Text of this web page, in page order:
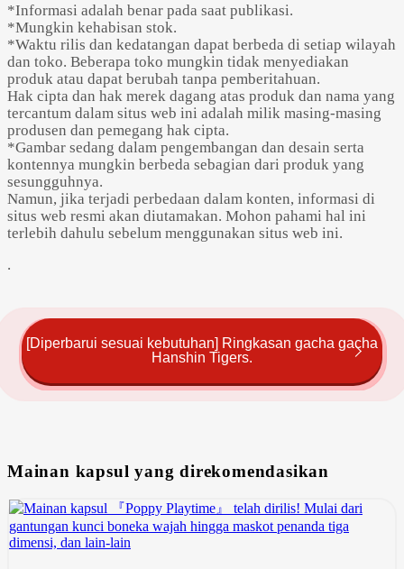
*Informasi adalah benar pada saat publikasi.
*Mungkin kehabisan stok.
*Waktu rilis dan kedatangan dapat berbeda di setiap wilayah
dan toko. Beberapa toko mungkin tidak menyediakan
produk atau dapat berubah tanpa pemberitahuan.
Hak cipta dan hak merek dagang atas produk dan nama yang
tercantum dalam situs web ini adalah milik masing-masing
produsen dan pemegang hak cipta.
*Gambar sedang dalam pengembangan dan desain serta
kontennya mungkin berbeda sebagian dari produk yang
sesungguhnya.
Namun, jika terjadi perbedaan dalam konten, informasi di
situs web resmi akan diutamakan. Mohon pahami hal ini
terlebih dahulu sebelum menggunakan situs web ini.
.
[Diperbarui sesuai kebutuhan] Ringkasan gacha gacha
Hanshin Tigers.
Mainan kapsul yang direkomendasikan